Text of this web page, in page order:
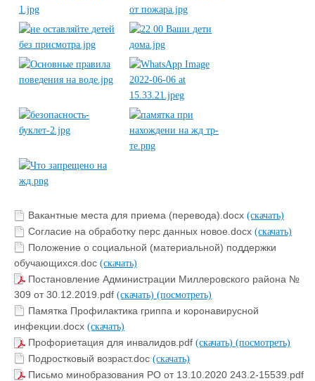
Вакантные места для приема (перевода).docx (скачать)
Согласие на обработку перс данных новое.docx (скачать)
Положение о социальной (материальной) поддержки
обучающихся.doc (скачать)
Постановление Администрации Миллеровского района №
309 от 30.12.2019.pdf (скачать) (посмотреть)
Памятка Профилактика гриппа и коронавирусной
инфекции.docx (скачать)
Профориетация для инвалидов.pdf (скачать) (посмотреть)
Подростковый возраст.doc (скачать)
Письмо минобразования РО от 13.10.2020 243.2-15539.pdf